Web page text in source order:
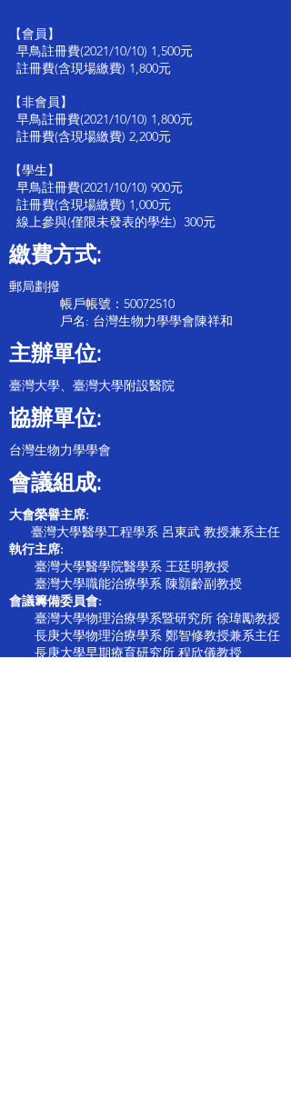
【會員】
早鳥註冊費(2021/10/10) 1,500元
註冊費(含現場繳費) 1,800元
【非會員】
早鳥註冊費(2021/10/10) 1,800元
註冊費(含現場繳費) 2,200元
【學生】
早鳥註冊費(2021/10/10) 900元
註冊費(含現場繳費) 1,000元
線上參與(僅限未發表的學生) 300元
繳費方式:
郵局劃撥
帳戶帳號：50072510
戶名: 台灣生物力學學會陳祥和
主辦單位:
臺灣大學、臺灣大學附設醫院
協辦單位:
台灣生物力學學會
會議組成:
大會榮譽主席:
臺灣大學醫學工程學系 呂東武 教授兼系主任
執行主席:
臺灣大學醫學院醫學系 王廷明教授
臺灣大學職能治療學系 陳顥齡副教授
會議籌備委員會:
臺灣大學物理治療學系暨研究所 徐瑋勵教授
長庚大學物理治療學系 鄭智修教授兼系主任
長庚大學早期療育研究所 程欣儀教授